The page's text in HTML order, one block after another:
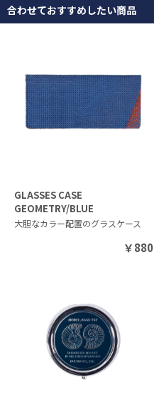
合わせておすすめしたい商品
GLASSES CASE
GEOMETRY/BLUE
大胆なカラー配置のグラスケース
￥880